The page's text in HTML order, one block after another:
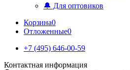
🔔 Для оптовиков
Корзина0
Отложенные0
+7 (495) 646-00-59
Контактная информация